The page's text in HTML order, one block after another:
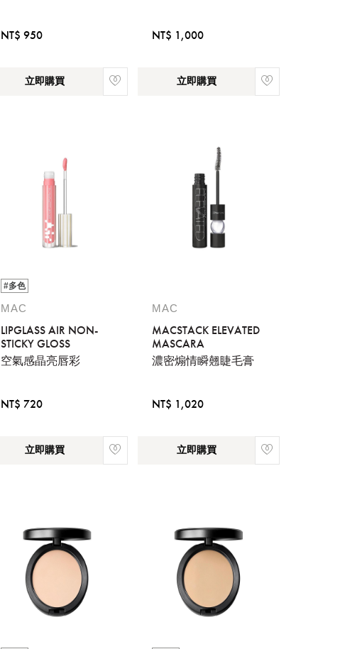
NT$ 950
立即購買
NT$ 1,000
立即購買
#多色
MAC
LIPGLASS AIR NON-
STICKY GLOSS
空氣感晶亮唇彩
NT$ 720
立即購買
MAC
MACSTACK ELEVATED
MASCARA
濃密煽情瞬翹睫毛膏
NT$ 1,020
立即購買